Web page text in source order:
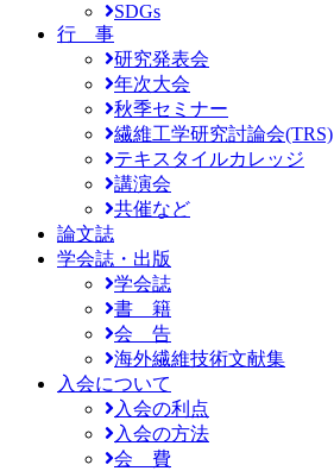
SDGs
行 事
研究発表会
年次大会
秋季セミナー
繊維工学研究討論会(TRS)
テキスタイルカレッジ
講演会
共催など
論文誌
学会誌・出版
学会誌
書 籍
会 告
海外繊維技術文献集
入会について
入会の利点
入会の方法
会 費